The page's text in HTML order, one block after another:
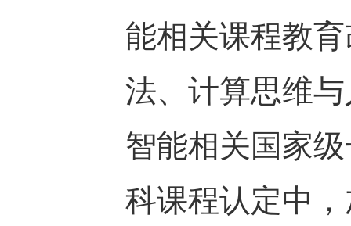
能相关课程教
法、计算思维
智能相关国家
科课程认定中